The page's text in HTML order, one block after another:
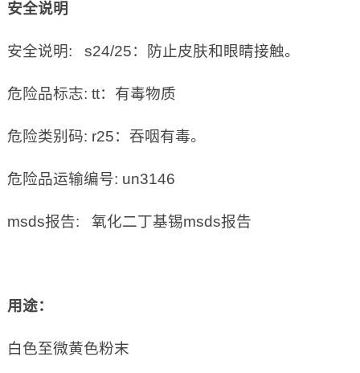
安全说明
安全说明: s24/25：防止皮肤和眼睛接触。
危险品标志: tt：有毒物质
危险类别码: r25：吞咽有毒。
危险品运输编号: un3146
msds报告: 氧化二丁基锡msds报告
用途：
白色至微黄色粉末